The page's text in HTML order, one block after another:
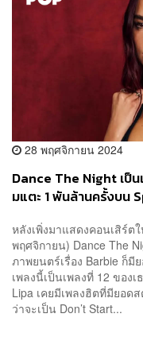
28 พฤศจิกายน 2024
Dance The Night เป็
มแตะ 1 พันล้านครั้งบน
หลังเพิ่งมาแสดงคอนเสิร์ต
พฤศจิกายน) Dance The
ภาพยนตร์เรื่อง Barbie ก็
เพลงนี้เป็นเพลงที่ 12 ขอ
Lipa เคยมีเพลงฮิตที่มียอด
ว่าจะเป็น Don’t Start...